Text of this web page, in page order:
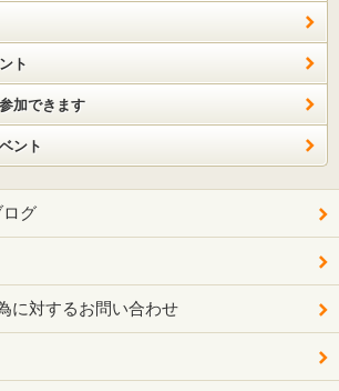
ト
加できます
ント
ログ
に対するお問い合わせ